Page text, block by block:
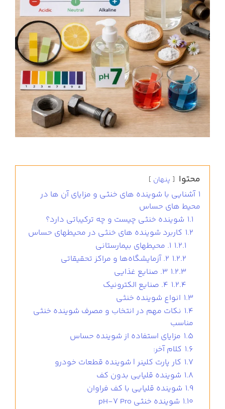
محتوا پنهان
1 آشنایی با شوینده های خنثی و مزایای آن ها در
محیط های حساس
1.1 شوینده خنثی چیست و چه ترکیباتی دارد؟
1.2 کاربرد شوینده های خنثی در محیط‎های حساس
1.2.1 1. محیط‎های بیمارستانی
1.2.2 2. آزمایشگاه‌ها و مراکز تحقیقاتی
1.2.3 3. صنایع غذایی
1.2.4 4. صنایع الکترونیک
1.3 انواع شوینده خنثی
1.4 نکات مهم در انتخاب و مصرف شوینده خنثی
مناسب
1.5 مزایای استفاده از شوینده حساس
1.6 کلام آخر:
1.7 کار پارت کلینر | شوینده قطعات خودرو
1.8 شوینده قلیایی بدون کف
1.9 شوینده قلیایی با کف فراوان
1.10 شوینده خنثی pH-7 Pro